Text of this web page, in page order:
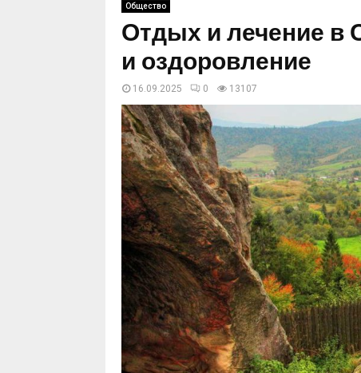
Общество
Отдых и лечение в
и оздоровление
16.09.2025 0 13107